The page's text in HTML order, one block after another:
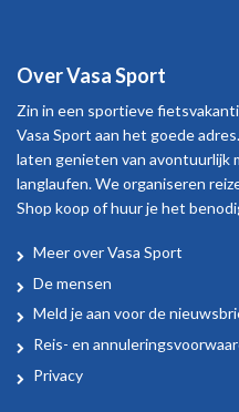
Over Vasa Sport
Zin in een sportieve
Vasa Sport aan het goede
laten genieten van avontuurlijk
langlaufen. We organiseren
Shop koop of huur je het
Over
Vasa
Sport
Meer over Vasa Sport
De mensen
Meld je aan voor de
Reis- en
Privacy